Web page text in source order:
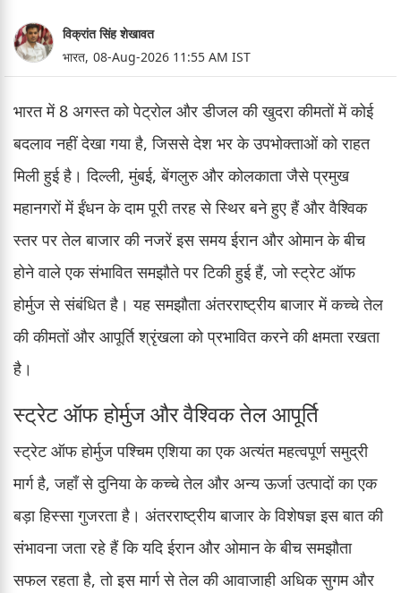
विक्रांत सिंह शेखावत
भारत, 08-Aug-2026 11:55 AM IST
भारत में 8 अगस्त को पेट्रोल और डीजल की खुदरा कीमतों में कोई
बदलाव नहीं देखा गया है, जिससे देश भर के उपभोक्ताओं को राहत
मिली हुई है। दिल्ली, मुंबई, बेंगलुरु और कोलकाता जैसे प्रमुख
महानगरों में ईंधन के दाम पूरी तरह से स्थिर बने हुए हैं और वैश्विक
स्तर पर तेल बाजार की नजरें इस समय ईरान और ओमान के बीच
होने वाले एक संभावित समझौते पर टिकी हुई हैं, जो स्ट्रेट ऑफ
होर्मुज से संबंधित है। यह समझौता अंतरराष्ट्रीय बाजार में कच्चे तेल
की कीमतों और आपूर्ति श्रृंखला को प्रभावित करने की क्षमता रखता
है।
स्ट्रेट ऑफ होर्मुज और वैश्विक तेल आपूर्ति
स्ट्रेट ऑफ होर्मुज पश्चिम एशिया का एक अत्यंत महत्वपूर्ण समुद्री
मार्ग है, जहाँ से दुनिया के कच्चे तेल और अन्य ऊर्जा उत्पादों का एक
बड़ा हिस्सा गुजरता है। अंतरराष्ट्रीय बाजार के विशेषज्ञ इस बात की
संभावना जता रहे हैं कि यदि ईरान और ओमान के बीच समझौता
सफल रहता है, तो इस मार्ग से तेल की आवाजाही अधिक सुगम और